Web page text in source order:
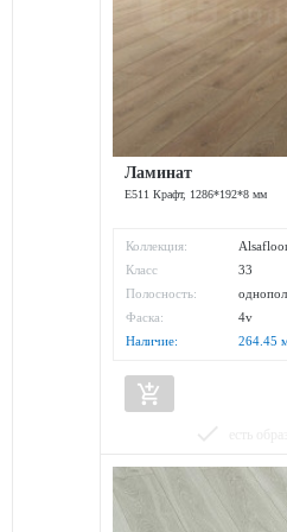
Ламинат
E511 Крафт, 1286*192*8 мм
Коллекция:
Класс
износостойкости:
33
Полосность:
Фаска:
4v
Наличие:
264.45
add_shopping_cart